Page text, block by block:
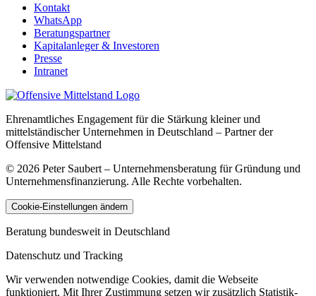
Kontakt
WhatsApp
Beratungspartner
Kapitalanleger & Investoren
Presse
Intranet
Ehrenamtliches Engagement für die Stärkung kleiner und
mittelständischer Unternehmen in Deutschland – Partner der
Offensive Mittelstand
© 2026 Peter Saubert – Unternehmensberatung für Gründung und
Unternehmensfinanzierung. Alle Rechte vorbehalten.
Cookie-Einstellungen ändern
Beratung bundesweit in Deutschland
Datenschutz und Tracking
Wir verwenden notwendige Cookies, damit die Webseite
funktioniert. Mit Ihrer Zustimmung setzen wir zusätzlich Statistik-